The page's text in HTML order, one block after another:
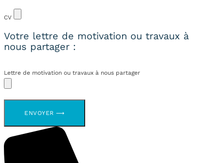
CV
Votre lettre de motivation ou travaux à
nous partager :
Lettre de motivation ou travaux à nous partager
ENVOYER ⟶